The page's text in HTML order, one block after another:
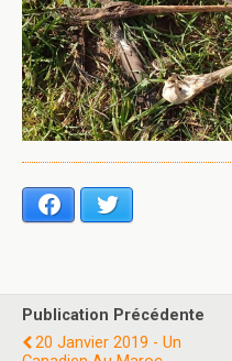
Facebook
Publication Précédente
20 Janvier 2019 - Un